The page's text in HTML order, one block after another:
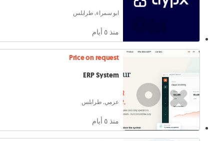
ابو سمراء, طرابلس
منذ ٥ أيام
Price on request
ERP System
عزمي, طرابلس
منذ ٥ أيام